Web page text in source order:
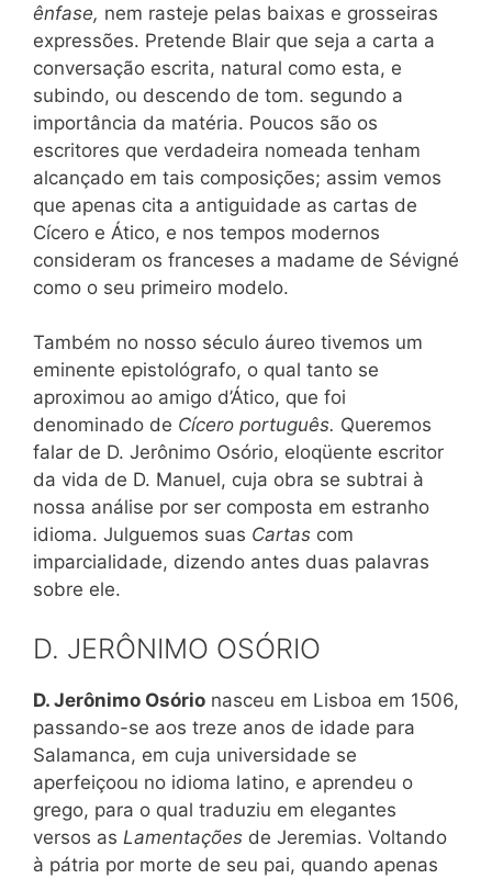
ênfase, nem rasteje pelas baixas e grosseiras
expressões. Pretende Blair que seja a carta a
conversação escrita, natural como esta, e
subindo, ou descendo de tom. segundo a
importância da matéria. Poucos são os
escritores que verdadeira nomeada tenham
alcançado em tais composições; assim vemos
que apenas cita a antiguidade as cartas de
Cícero e Ático, e nos tempos modernos
consideram os franceses a madame de Sévigné
como o seu primeiro modelo.
Também no nosso século áureo tivemos um
eminente epistológrafo, o qual tanto se
aproximou ao amigo d’Ático, que foi
denominado de Cícero português. Queremos
falar de D. Jerônimo Osório, eloqüente escritor
da vida de D. Manuel, cuja obra se subtrai à
nossa análise por ser composta em estranho
idioma. Julguemos suas Cartas com
imparcialidade, dizendo antes duas palavras
sobre ele.
D. JERÔNIMO OSÓRIO
D. Jerônimo Osório nasceu em Lisboa em 1506,
passando-se aos treze anos de idade para
Salamanca, em cuja universidade se
aperfeiçoou no idioma latino, e aprendeu o
grego, para o qual traduziu em elegantes
versos as Lamentações de Jeremias. Voltando
à pátria por morte de seu pai, quando apenas